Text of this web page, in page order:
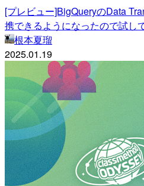
[プレビュー]BigQueryのData
携できるようになったので試し
根本夏瑠
2025.01.19